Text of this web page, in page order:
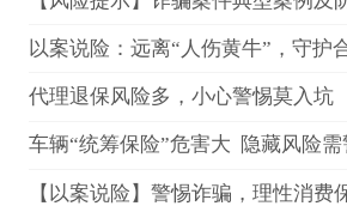
以案说险：远离“人伤黄牛”，守护
代理退保风险多，小心警惕莫入坑
车辆“统筹保险”危害大 隐藏风险需
【以案说险】警惕诈骗，理性消费